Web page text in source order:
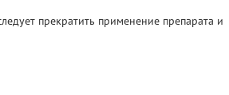
прекратить применение препарата и